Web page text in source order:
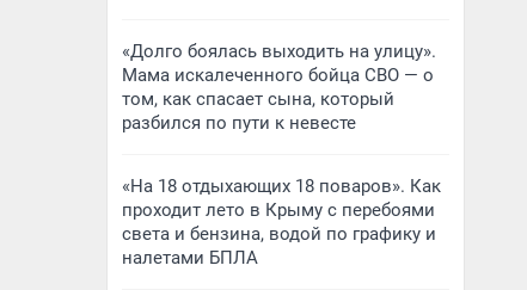
«Долго боялась выходить на улицу».
Мама искалеченного бойца СВО — о
том, как спасает сына, который
разбился по пути к невесте
«На 18 отдыхающих 18 поваров». Как
проходит лето в Крыму с перебоями
света и бензина, водой по графику и
налетами БПЛА